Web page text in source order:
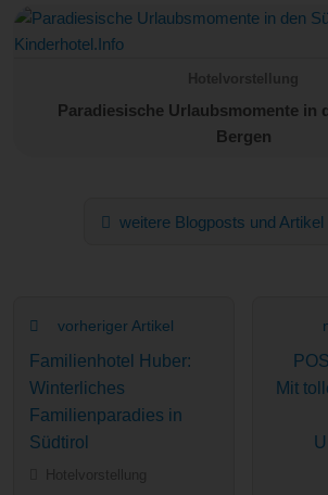
Paradiesische Urlaubsmomente in
Bergen
weitere Blogposts und Artikel
vorheriger Artikel
Familienhotel Huber:
Winterliches
Familienparadies in
Südtirol
Mit